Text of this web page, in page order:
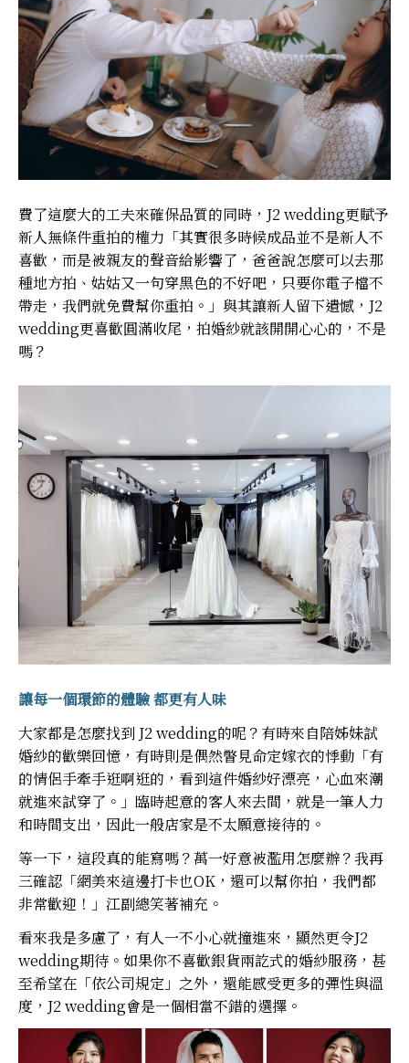
費了這麼大的工夫來確保品質的同時，J2 wedding更賦予
新人無條件重拍的權力「其實很多時候成品並不是新人不
喜歡，而是被親友的聲音給影響了，爸爸說怎麼可以去那
種地方拍、姑姑又一句穿黑色的不好吧，只要你電子檔不
帶走，我們就免費幫你重拍。」與其讓新人留下遺憾，J2
wedding更喜歡圓滿收尾，拍婚紗就該開開心心的，不是
嗎？
讓每一個環節的體驗 都更有人味
大家都是怎麼找到 J2 wedding的呢？有時來自陪姊妹試
婚紗的歡樂回憶，有時則是偶然瞥見命定嫁衣的悸動「有
的情侶手牽手逛啊逛的，看到這件婚紗好漂亮，心血來潮
就進來試穿了。」臨時起意的客人來去間，就是一筆人力
和時間支出，因此一般店家是不太願意接待的。
等一下，這段真的能寫嗎？萬一好意被濫用怎麼辦？我再
三確認「網美來這邊打卡也OK，還可以幫你拍，我們都
非常歡迎！」江副總笑著補充。
看來我是多慮了，有人一不小心就撞進來，顯然更令J2
wedding期待。如果你不喜歡銀貨兩訖式的婚紗服務，甚
至希望在「依公司規定」之外，還能感受更多的彈性與溫
度，J2 wedding會是一個相當不錯的選擇。